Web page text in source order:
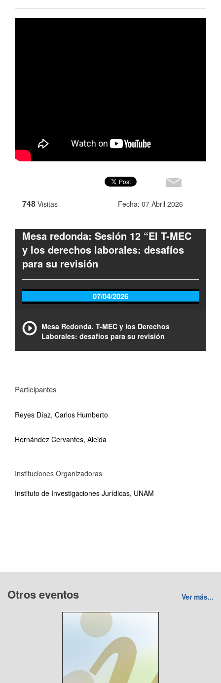
748 Visitas Fecha: 07 Abril 2026
Mesa redonda: Sesión 12 “El T-MEC
y los derechos laborales: desafíos
para su revisión
07/04/2026
Mesa Redonda. T-MEC y los Derechos
Laborales: desafíos para su revisión
Participantes
Reyes Díaz, Carlos Humberto
Hernández Cervantes, Aleida
Instituciones Organizadoras
Instituto de Investigaciones Jurídicas, UNAM
Otros eventos Ver más...